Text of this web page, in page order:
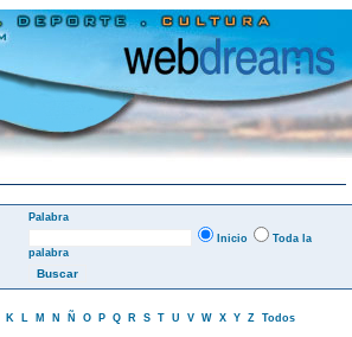
Palabra
Inicio
Toda la
palabra
K L M N Ñ O P Q R S T U V W X Y Z Todos